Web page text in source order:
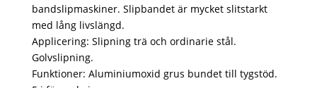
bandslipmaskiner. Slipbandet är mycket slitstarkt
med lång livslängd.
Applicering: Slipning trä och ordinarie stål.
Golvslipning.
Funktioner: Aluminiumoxid grus bundet till tygstöd.